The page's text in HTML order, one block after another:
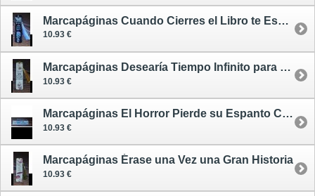
Marcapáginas Cuando Cierres el Libro te Espera una Historia Mejor
10.93 €
Marcapáginas Desearía Tiempo Infinito para Poder Leer Miles de Historias
10.93 €
Marcapáginas El Horror Pierde su Espanto Cuando se Repite Mucho
10.93 €
Marcapáginas Érase una Vez una Gran Historia
10.93 €